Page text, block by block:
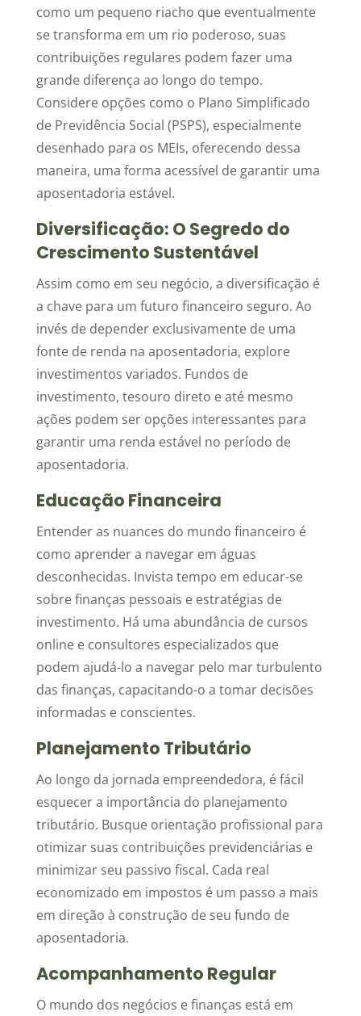
como um pequeno riacho que eventualmente
se transforma em um rio poderoso, suas
contribuições regulares podem fazer uma
grande diferença ao longo do tempo.
Considere opções como o Plano Simplificado
de Previdência Social (PSPS), especialmente
desenhado para os MEIs, oferecendo dessa
maneira, uma forma acessível de garantir uma
aposentadoria estável.
Diversificação: O Segredo do
Crescimento Sustentável
Assim como em seu negócio, a diversificação é
a chave para um futuro financeiro seguro. Ao
invés de depender exclusivamente de uma
fonte de renda na aposentadoria, explore
investimentos variados. Fundos de
investimento, tesouro direto e até mesmo
ações podem ser opções interessantes para
garantir uma renda estável no período de
aposentadoria.
Educação Financeira
Entender as nuances do mundo financeiro é
como aprender a navegar em águas
desconhecidas. Invista tempo em educar-se
sobre finanças pessoais e estratégias de
investimento. Há uma abundância de cursos
online e consultores especializados que
podem ajudá-lo a navegar pelo mar turbulento
das finanças, capacitando-o a tomar decisões
informadas e conscientes.
Planejamento Tributário
Ao longo da jornada empreendedora, é fácil
esquecer a importância do planejamento
tributário. Busque orientação profissional para
otimizar suas contribuições previdenciárias e
minimizar seu passivo fiscal. Cada real
economizado em impostos é um passo a mais
em direção à construção de seu fundo de
aposentadoria.
Acompanhamento Regular
O mundo dos negócios e finanças está em